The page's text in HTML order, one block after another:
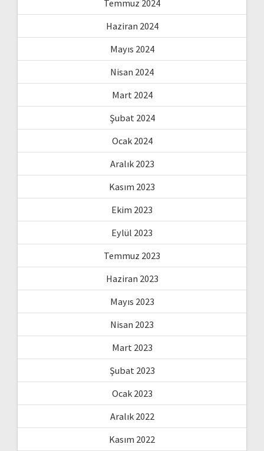
Temmuz 2024
Haziran 2024
Mayıs 2024
Nisan 2024
Mart 2024
Şubat 2024
Ocak 2024
Aralık 2023
Kasım 2023
Ekim 2023
Eylül 2023
Temmuz 2023
Haziran 2023
Mayıs 2023
Nisan 2023
Mart 2023
Şubat 2023
Ocak 2023
Aralık 2022
Kasım 2022